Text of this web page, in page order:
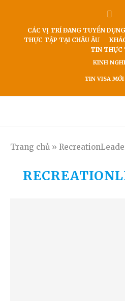
CÁC VỊ TRÍ ĐANG TUYỂN DỤNG
THỰC TẬP TẠI CHÂU ÂU
TIN THỰC
KINH
TIN VISA
Trang chủ »